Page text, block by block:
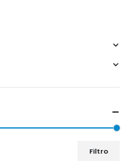
Filtro